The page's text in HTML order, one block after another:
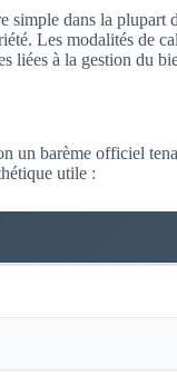
simple dans la plupart
Les modalités de
liées à la gestion du
un barème officiel
utile :